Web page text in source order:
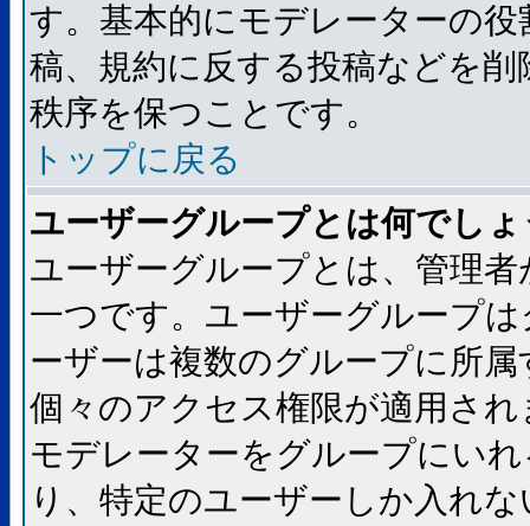
す。基本的にモデレーターの
稿、規約に反する投稿などを
秩序を保つことです。
トップに戻る
ユーザーグループとは何でし
ユーザーグループとは、管理
一つです。ユーザーグループ
ーザーは複数のグループに所
個々のアクセス権限が適用さ
モデレーターをグループにい
り、特定のユーザーしか入れ